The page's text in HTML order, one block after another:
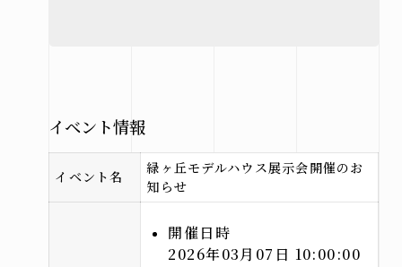
イベント情報
イベント名
緑ヶ丘モデルハウス展示会開催のお
知らせ
開催日時
2026年03月07日 10:00:00
札幌
本店
北見